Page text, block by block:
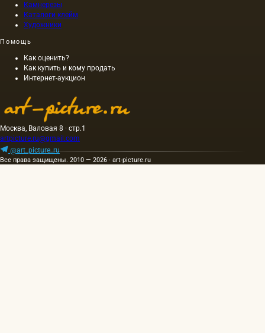
Камнерезы
Каталоги клейм
Художники
Помощь
Как оценить?
Как купить и кому продать
Интернет-аукцион
Москва, Валовая 8 · стр.1
artpicture.ru@gmail.com
@art_picture_ru
Все права защищены. 2010 — 2026 · art-picture.ru